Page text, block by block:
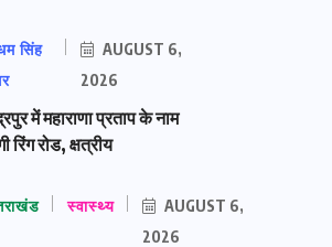
सिंह
AUGUST 6,
2026
में महाराणा प्रताप के नाम
रिंग रोड, क्षत्रीय
स्वास्थ्य
AUGUST 6,
2026